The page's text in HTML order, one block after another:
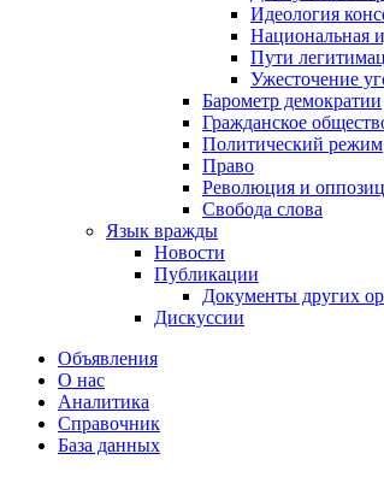
Идеология
Национальная
Пути
Ужесточение
Барометр демократии
Гражданское
Политический режим
Право
Революция и
Свобода слова
Язык вражды
Новости
Публикации
Документы других
Дискуссии
Объявления
О нас
Аналитика
Справочник
База данных